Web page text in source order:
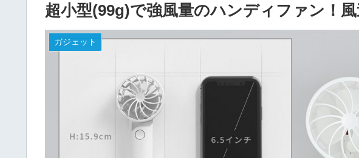
超小型(99g)で強風量のハンディファン！風
ガジェット